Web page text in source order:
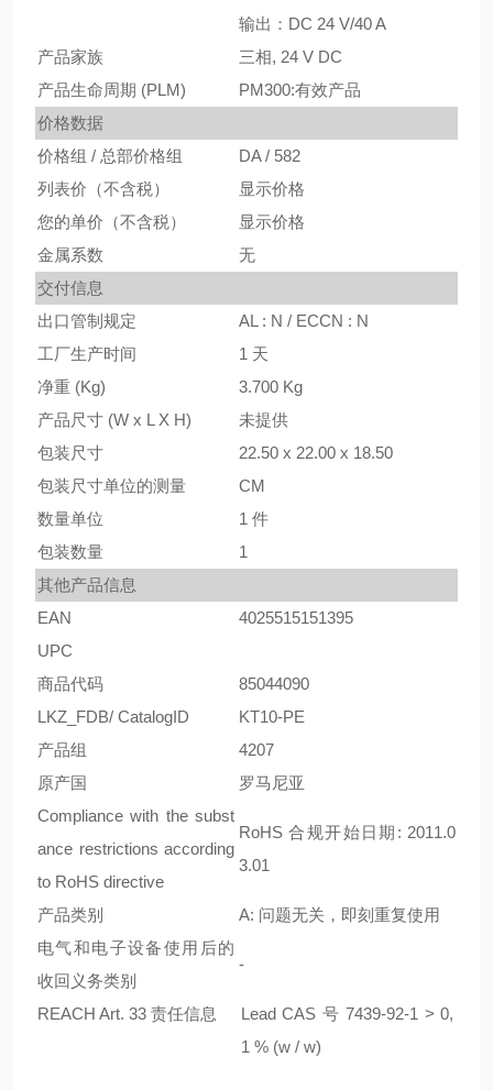
输出：DC 24 V/40 A
产品家族
三相, 24 V DC
产品生命周期 (PLM)
PM300:有效产品
价格数据
价格组 / 总部价格组
DA / 582
列表价（不含税）
显示价格
您的单价（不含税）
显示价格
金属系数
无
交付信息
出口管制规定
AL : N / ECCN : N
工厂生产时间
1 天
净重 (Kg)
3.700 Kg
产品尺寸 (W x L X H)
未提供
包装尺寸
22.50 x 22.00 x 18.50
包装尺寸单位的测量
CM
数量单位
1 件
包装数量
1
其他产品信息
EAN
4025515151395
UPC
商品代码
85044090
LKZ_FDB/ CatalogID
KT10-PE
产品组
4207
原产国
罗马尼亚
Compliance with the subst
ance restrictions according
to RoHS directive
RoHS 合规开始日期: 2011.0
3.01
产品类别
A: 问题无关，即刻重复使用
电气和电子设备使用后的
收回义务类别
-
REACH Art. 33 责任信息
Lead CAS 号 7439-92-1 > 0,
1 % (w / w)